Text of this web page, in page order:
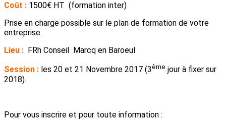
Coût : 1500€ HT (formation inter)
Prise en charge possible sur le plan de formation de votre
entreprise.
Lieu : FRh Conseil Marcq en Baroeul
Session : les 20 et 21 Novembre 2017 (3ème jour à fixer sur
2018).
Pour vous inscrire et pour toute information :